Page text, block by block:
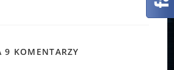
9 KOMENTARZY